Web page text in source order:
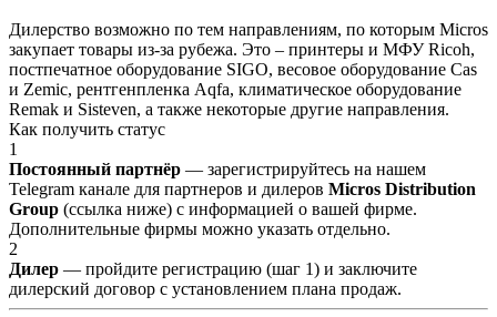
Дилерство возможно по тем направлениям, по которым Micros
закупает товары из-за рубежа. Это – принтеры и МФУ Ricoh,
постпечатное оборудование SIGO, весовое оборудование Cas
и Zemic, рентгенпленка Aqfa, климатическое оборудование
Remak и Sisteven, а также некоторые другие направления.
Как получить статус
1
Постоянный партнёр — зарегистрируйтесь на нашем
Telegram канале для партнеров и дилеров Micros Distribution
Group (ссылка ниже) с информацией о вашей фирме.
Дополнительные фирмы можно указать отдельно.
2
Дилер — пройдите регистрацию (шаг 1) и заключите
дилерский договор с установлением плана продаж.